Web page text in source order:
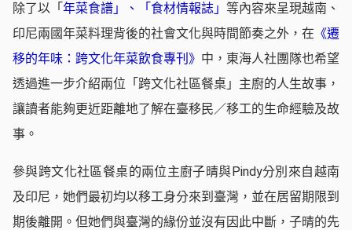
除了以「 年菜食譜」、「食材情報誌」 等內容來呈現越南、
印尼兩國年菜料理背後的社會文化與時間節奏之外，在 《遷
移的年味：跨文化年菜飲食專刊》 中，東海人社團隊也希望
透過進一步介紹兩位「跨文化社區餐桌」主廚的人生故事，
讓讀者能夠更近距離地了解在臺移民／移工的生命經驗及故
事。
參與跨文化社區餐桌的兩位主廚子晴與Pindy分別來自越南
及印尼，她們最初均以移工身分來到臺灣，並在居留期限到
期後離開。但她們與臺灣的緣份並沒有因此中斷，子晴的先